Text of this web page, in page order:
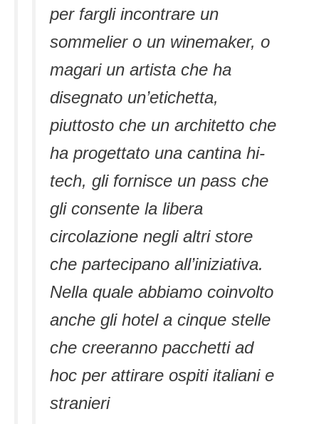
per fargli incontrare un
sommelier o un winemaker, o
magari un artista che ha
disegnato un’etichetta,
piuttosto che un architetto che
ha progettato una cantina hi-
tech, gli fornisce un pass che
gli consente la libera
circolazione negli altri store
che partecipano all’iniziativa.
Nella quale abbiamo coinvolto
anche gli hotel a cinque stelle
che creeranno pacchetti ad
hoc per attirare ospiti italiani e
stranieri